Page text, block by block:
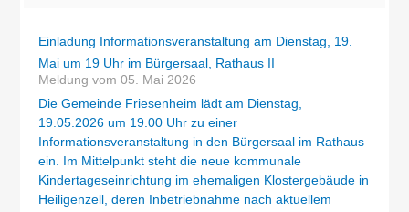
Einladung Informationsveranstaltung am Dienstag, 19.
Mai um 19 Uhr im Bürgersaal, Rathaus II
Meldung vom 05. Mai 2026
Die Gemeinde Friesenheim lädt am Dienstag,
19.05.2026 um 19.00 Uhr zu einer
Informationsveranstaltung in den Bürgersaal im Rathaus
ein. Im Mittelpunkt steht die neue kommunale
Kindertageseinrichtung im ehemaligen Klostergebäude in
Heiligenzell, deren Inbetriebnahme nach aktuellem